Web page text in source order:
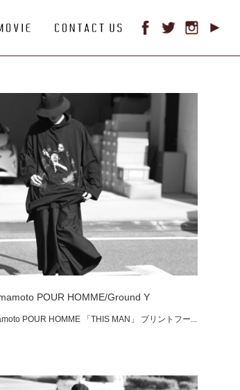
POUR HOMME/Ground Y
POUR HOMME 「THIS MAN」 プリントフー...